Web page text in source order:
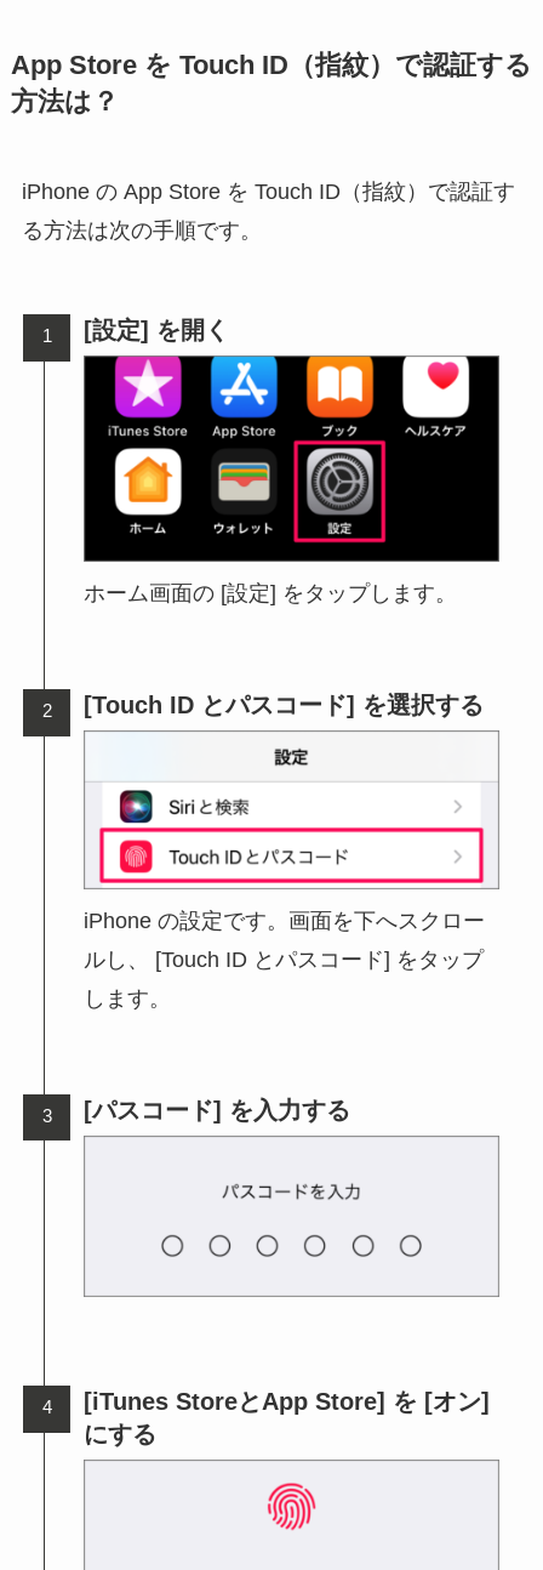
App Store を Touch ID（指紋）で認証する
方法は？
iPhone の App Store を Touch ID（指紋）で認証す
る方法は次の手順です。
[設定] を開く
ホーム画面の [設定] をタップします。
[Touch ID とパスコード] を選択する
iPhone の設定です。画面を下へスクロー
ルし、 [Touch ID とパスコード] をタップ
します。
[パスコード] を入力する
[iTunes StoreとApp Store] を [オン]
にする